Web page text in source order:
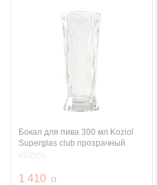
Бокал для пива 300 мл Koziol
Superglas club прозрачный
KOZIOL
1 410 руб.
o